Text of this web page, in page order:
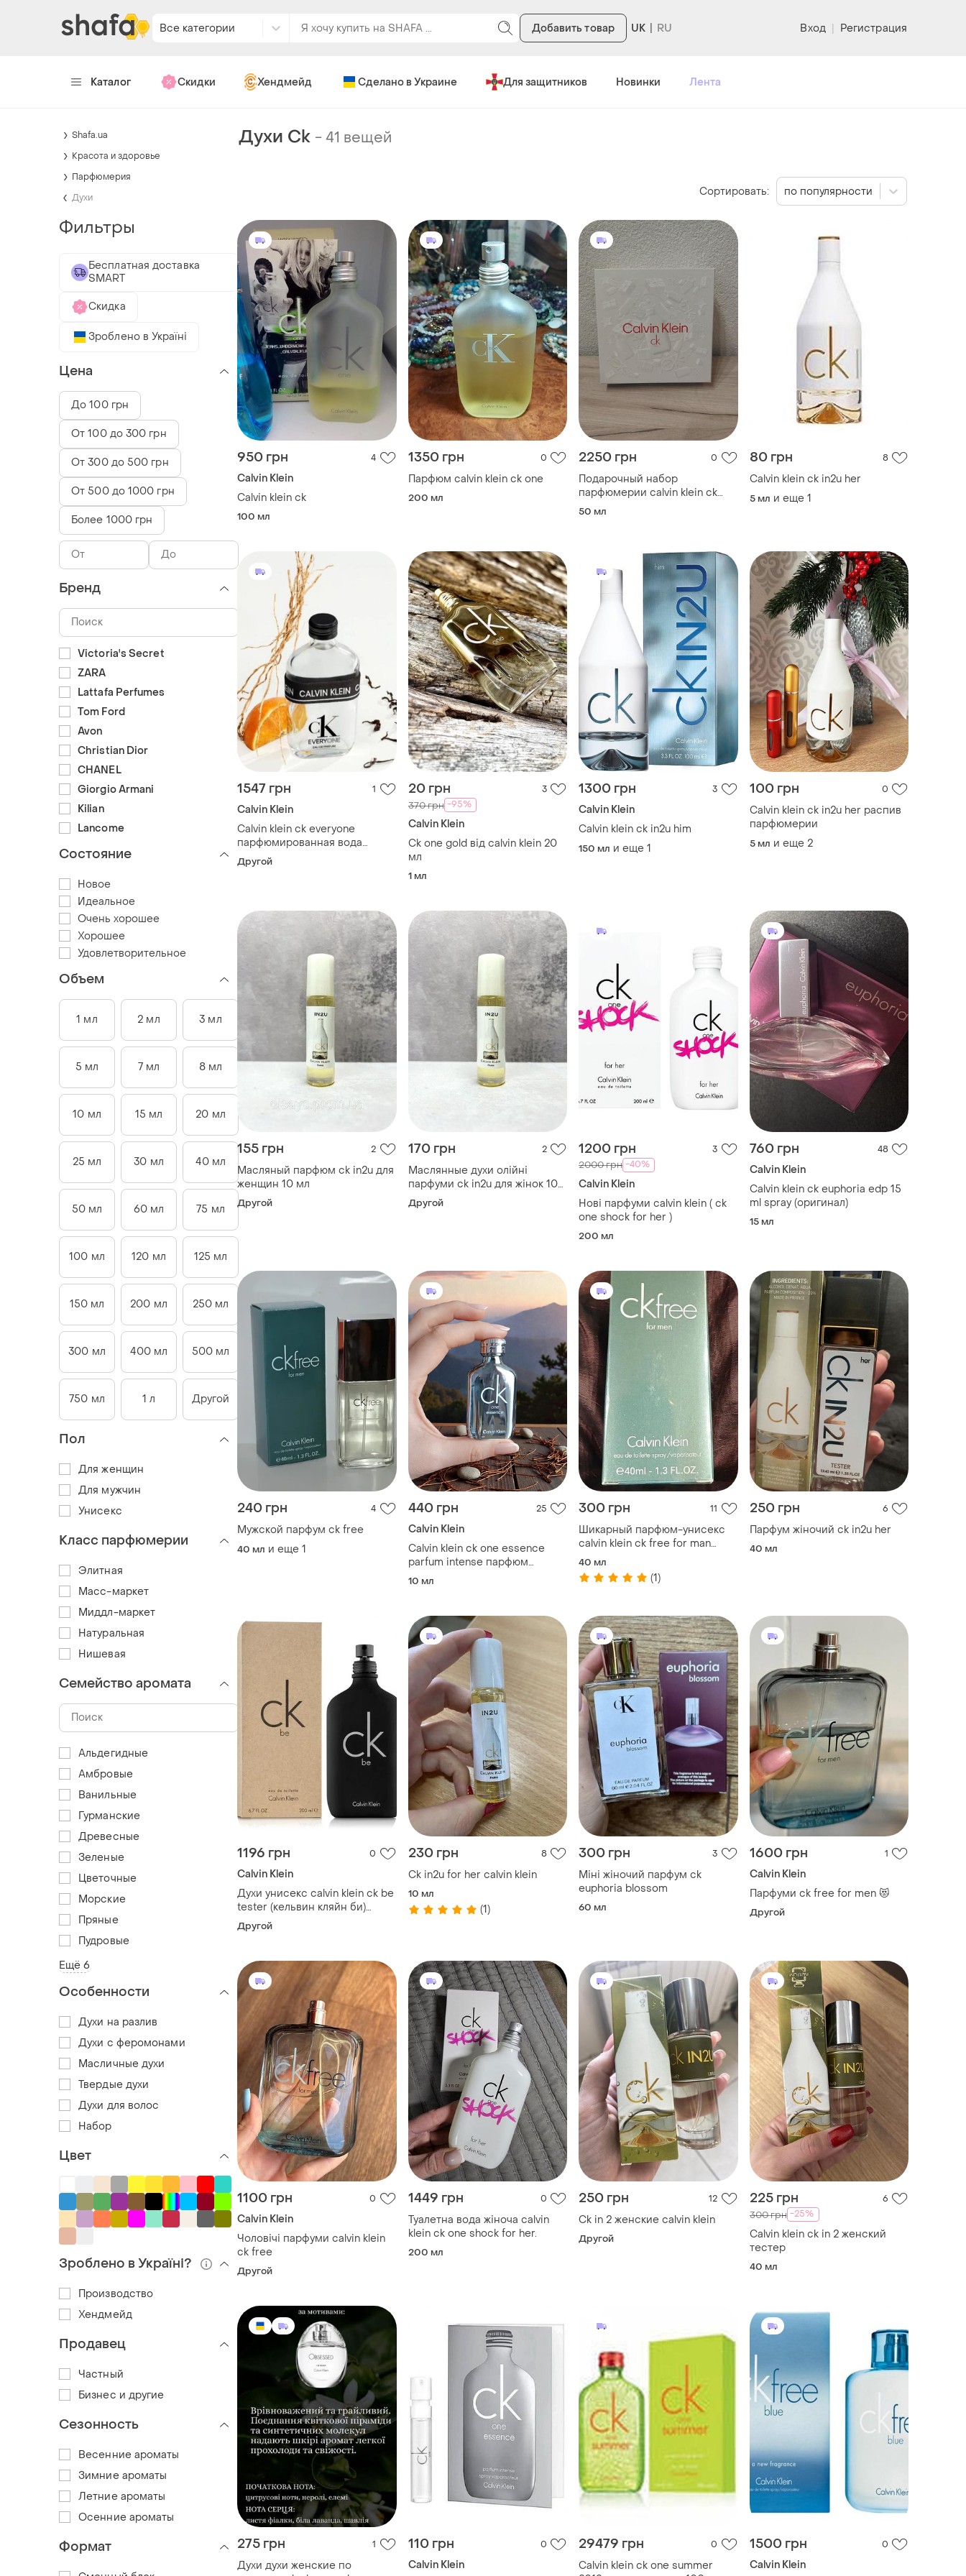
Все категории Добавить товар UK Вход | Регистрация
Каталог Скидки Хендмейд Сделано в Украине Для защитников Новинки Лента
Духи Ck -41 вещей
950 грн 4
Calvin Klein
Calvin klein ck
100 мл
1350 грн 0
Парфюм calvin klein ck one
200 мл
2250 грн 0
Подарочный набор
парфюмерии calvin klein ck
one.
50 мл
80 грн 8
Calvin klein ck in2u her
5 мл и еще 1
1547 грн 1
Calvin Klein
Calvin klein ck everyone
парфюмированная вода
унисекс 50мл. оригинал
Другой
20 грн 3
370 грн -95%
Calvin Klein
Ck one gold від calvin klein 20
мл
1 мл
1300 грн 3
Calvin Klein
Calvin klein ck in2u him
150 мл и еще 1
100 грн 0
Calvin klein ck in2u her распив
парфюмерии
5 мл и еще 2
155 грн 2
Масляный парфюм ck in2u для
женщин 10 мл
Другой
170 грн 2
Маслянные духи олійні
парфуми ck in2u для жінок 10
мл
Другой
1200 грн 3
2000 грн -40%
Calvin Klein
Нові парфуми calvin klein ( ck
one shock for her )
200 мл
760 грн 48
Calvin Klein
Calvin klein ck euphoria edp 15
ml spray (оригинал)
15 мл
240 грн 4
Мужской парфум ck free
40 мл и еще 1
440 грн 25
Calvin Klein
Calvin klein ck one essence
parfum intense парфюм
миниатюра 10 мл
10 мл
300 грн 11
Шикарный парфюм-унисекс
calvin klein ck free for man
40ml качество оригинала.т4.
40 мл
(1)
250 грн 6
Парфум жіночий ck in2u her
40 мл
1196 грн 0
Calvin Klein
Духи унисекс calvin klein ck be
tester (кельвин кляйн би)
туалетная вода 200 ml/мл
тестер
Другой
230 грн 8
Ck in2u for her calvin klein
10 мл
(1)
300 грн 3
Міні жіночий парфум ck
euphoria blossom
60 мл
1600 грн 1
Calvin Klein
Парфуми ck free for men 😻
Другой
1100 грн 0
Calvin Klein
Чоловічі парфуми calvin klein
ck free
Другой
1449 грн 0
Туалетна вода жіноча calvin
klein ck one shock for her.
200 мл
250 грн 12
Ck in 2 женские calvin klein
Другой
225 грн 6
300 грн -25%
Calvin klein ck in 2 женский
тестер
40 мл
275 грн 1
Духи духи женские по
110 грн 0
Calvin Klein
29479 грн 0
Calvin klein ck one summer
1500 грн 0
Calvin Klein
Сортировать: по популярности
Shafa.ua
Красота и здоровье
Парфюмерия
Духи
Фильтры
Бесплатная доставка
SMART
Скидка
Зроблено в Україні
Цена
До 100 грн
От 100 до 300 грн
От 300 до 500 грн
От 500 до 1000 грн
Более 1000 грн
Бренд
Victoria's Secret
ZARA
Lattafa Perfumes
Tom Ford
Avon
Christian Dior
CHANEL
Giorgio Armani
Kilian
Lancome
Состояние
Новое
Идеальное
Очень хорошее
Хорошее
Удовлетворительное
Объем
1 мл 2 мл 3 мл
5 мл 7 мл 8 мл
10 мл 15 мл 20 мл
25 мл 30 мл 40 мл
50 мл 60 мл 75 мл
100 мл 120 мл 125 мл
150 мл 200 мл 250 мл
300 мл 400 мл 500 мл
750 мл 1 л Другой
Пол
Для женщин
Для мужчин
Унисекс
Класс парфюмерии
Элитная
Масс-маркет
Миддл-маркет
Натуральная
Нишевая
Семейство аромата
Альдегидные
Амбровые
Ванильные
Гурманские
Древесные
Зеленые
Цветочные
Морские
Пряные
Пудровые
Ещё 6
Особенности
Духи на разлив
Духи с феромонами
Масличные духи
Твердые духи
Духи для волос
Набор
Цвет
Зроблено в Україні?
Производство
Хендмейд
Продавец
Частный
Бизнес и другие
Сезонность
Весенние ароматы
Зимние ароматы
Летние ароматы
Осенние ароматы
Формат